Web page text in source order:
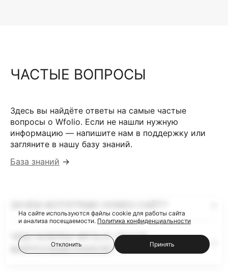
ЧАСТЫЕ ВОПРОСЫ
Здесь вы найдёте ответы на самые частые
вопросы о Wfolio. Если не нашли нужную
информацию — напишите нам в поддержку или
загляните в нашу базу знаний.
База знаний →
ЧЕМ ГАЛЕРЕИ WFOLIO ЛУЧШЕ
ФАЙЛООБМЕННИКОВ?
На сайте используются файлы cookie для работы сайта
и анализа посещаемости. Политика конфиденциальности
Отклонить Принять